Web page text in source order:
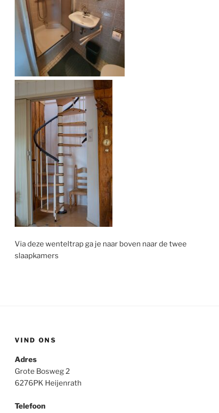
Via deze wenteltrap ga je naar boven naar de twee
slaapkamers
VIND ONS
Adres
Grote Bosweg 2
6276PK Heijenrath
Telefoon